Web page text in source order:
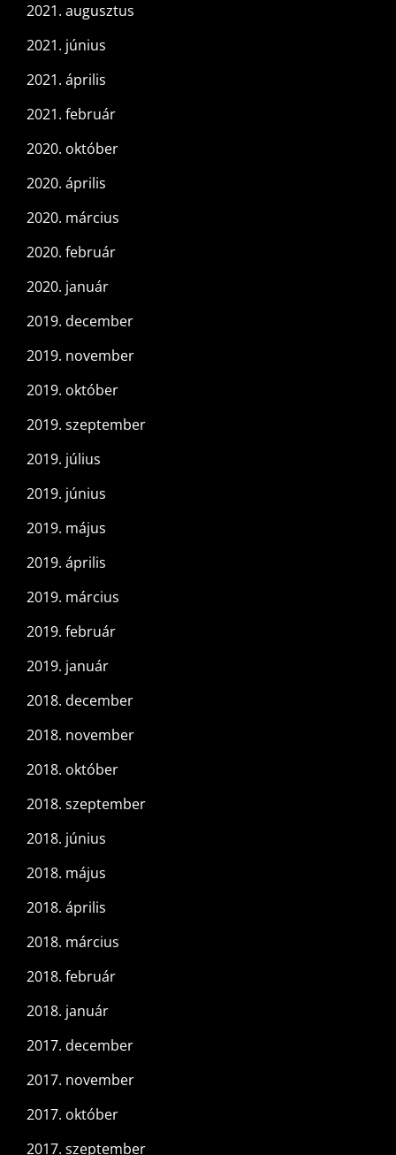
2021. augusztus
2021. június
2021. április
2021. február
2020. október
2020. április
2020. március
2020. február
2020. január
2019. december
2019. november
2019. október
2019. szeptember
2019. július
2019. június
2019. május
2019. április
2019. március
2019. február
2019. január
2018. december
2018. november
2018. október
2018. szeptember
2018. június
2018. május
2018. április
2018. március
2018. február
2018. január
2017. december
2017. november
2017. október
2017. szeptember